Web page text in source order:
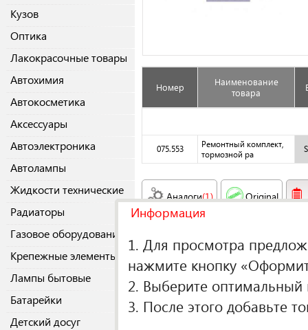
Кузов
Оптика
Лакокрасочные товары
Автохимия
Автокосметика
Аксессуары
Автоэлектроника
Автолампы
Жидкости технические
Радиаторы
Газовое оборудование
Крепежные элементы
Лампы бытовые
Батарейки
Детский досуг
Номер
Наименование
товара
075.553
Ремонтный комплект,
тормозной ра
Аналоги(1) Original
Вес брутто, кг
Кол-во в
Информация
1. Для просмотра
нажмите кнопку
2. Выберите оптимальный
3. После этого добавьте